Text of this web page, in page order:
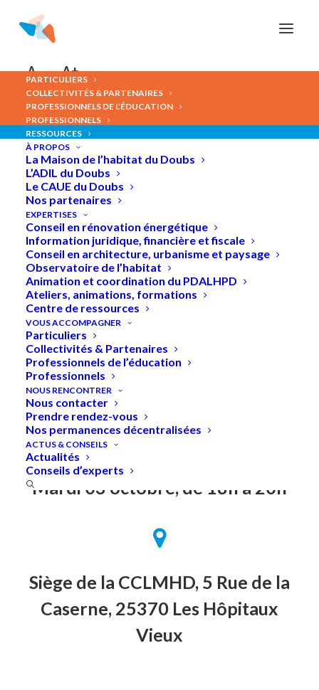
PARTICULIERS
COLLECTIVITÉS & PARTENAIRES
PROFESSIONNELS DE L’ÉDUCATION
PROFESSIONNELS
RESSOURCES
À PROPOS
La Maison de l’habitat du Doubs
L’ADIL du Doubs
Le CAUE du Doubs
Nos partenaires
EXPERTISES
Conseil en rénovation énergétique
Information juridique, financière et fiscale
Conseil en architecture, urbanisme et paysage
Observatoire de l’habitat
Animation et coordination du PDALHPD
Ateliers, animations, formations
Centre de ressources
VOUS ACCOMPAGNER
Particuliers
Collectivités & Partenaires
Professionnels de l’éducation
Professionnels
NOUS RENCONTRER
Nous contacter
Prendre rendez-vous
Nos permanences décentralisées
ACTUS & CONSEILS
Actualités
Conseils d’experts
A- A+
Conférence:Rénovation
énergétique
logement
Accueil»Conférence : Rénovation énergétique de
votre logement : les clés pour réussir
Mardi 03 octobre, de 18h à 20h
Siège de la CCLMHD, 5 Rue de la
Caserne, 25370 Les Hôpitaux
Vieux